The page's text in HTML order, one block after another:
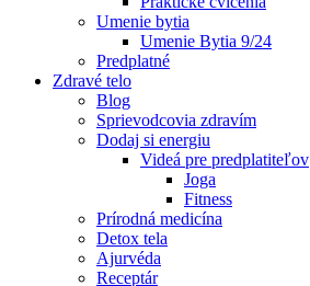
Umenie bytia
Umenie Bytia 9/24
Predplatné
Zdravé telo
Blog
Sprievodcovia zdravím
Dodaj si energiu
Videá pre predplatiteľov
Joga
Fitness
Prírodná medicína
Detox tela
Ajurvéda
Receptár